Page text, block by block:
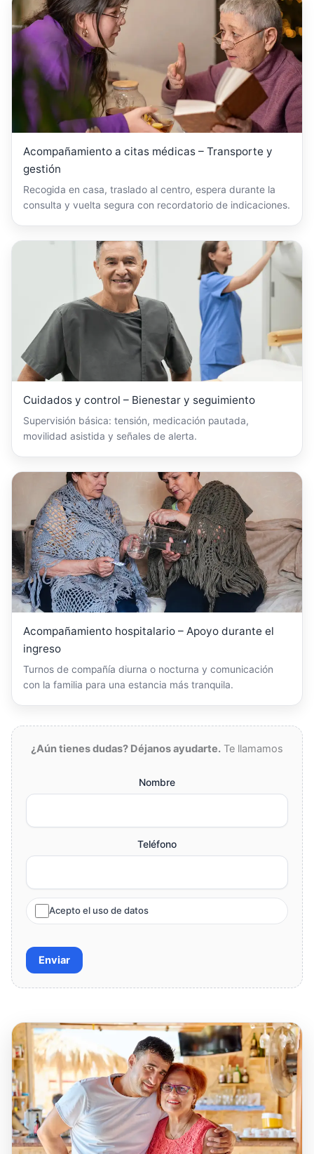
Acompañamiento a citas médicas – Transporte y
gestión
Recogida en casa, traslado al centro, espera durante la
consulta y vuelta segura con recordatorio de indicaciones.
Cuidados y control – Bienestar y seguimiento
Supervisión básica: tensión, medicación pautada,
movilidad asistida y señales de alerta.
Acompañamiento hospitalario – Apoyo durante el
ingreso
Turnos de compañía diurna o nocturna y comunicación
con la familia para una estancia más tranquila.
¿Aún tienes dudas? Déjanos ayudarte. Te llamamos
Nombre
Teléfono
Acepto el uso de datos
Enviar